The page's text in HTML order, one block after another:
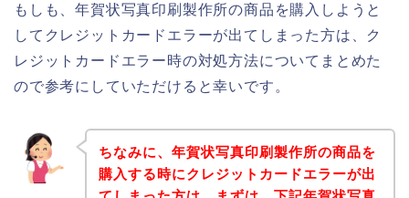
もしも、年賀状写真印刷製作所の商品を購入しようと
してクレジットカードエラーが出てしまった方は、ク
レジットカードエラー時の対処方法についてまとめた
ので参考にしていただけると幸いです。
ちなみに、年賀状写真印刷製作所の商品を
購入する時にクレジットカードエラーが出